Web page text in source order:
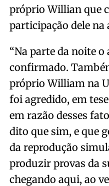
próprio Willian que
participação dele na
“Na parte da noite
confirmado.
próprio William na
foi agredido, em
em razão desses
dito que sim, e que
da reprodução
produzir provas da
chegando aqui, ao